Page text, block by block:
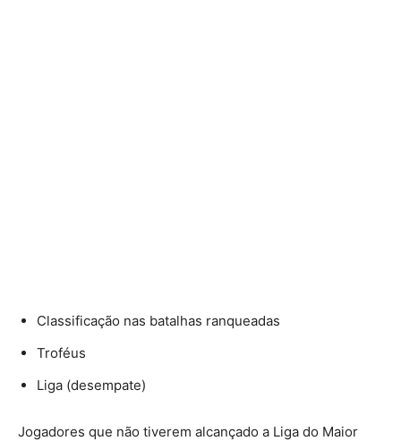
Classificação nas batalhas ranqueadas
Troféus
Liga (desempate)
Jogadores que não tiverem alcançado a Liga do Maior